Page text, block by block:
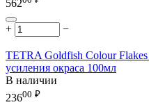
562
+ −
TETRA Goldfish Colour
усиления окраса 100мл
В наличии
23600 ₽